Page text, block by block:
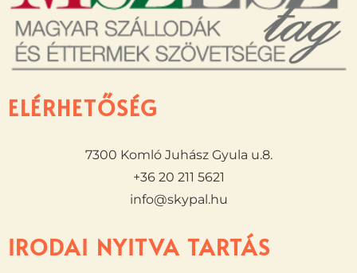
ELÉRHETŐSÉG
7300 Komló Juhász Gyula u.8.
+36 20 211 5621
info@skypal.hu
IRODAI NYITVA TARTÁS